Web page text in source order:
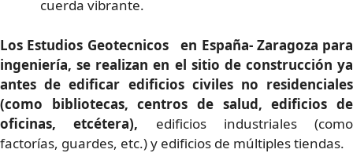
cuerda vibrante.
Los Estudios Geotecnicos en España- Zaragoza para
ingeniería, se realizan en el sitio de construcción ya
antes de edificar edificios civiles no residenciales
(como bibliotecas, centros de salud, edificios de
oficinas, etcétera), edificios industriales (como
factorías, guardes, etc.) y edificios de múltiples tiendas.